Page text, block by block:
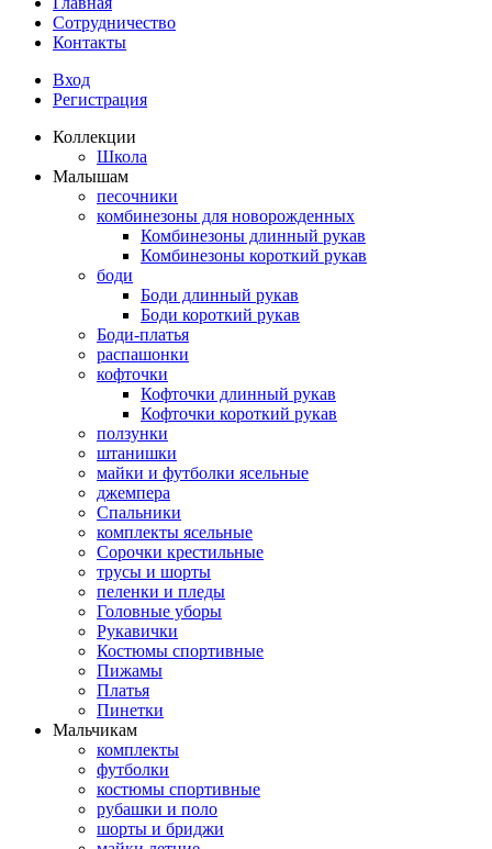
Сотрудничество
Контакты
Вход
Регистрация
Коллекции
Школа
Малышам
песочники
комбинезоны для новорожденных
Комбинезоны длинный рукав
Комбинезоны короткий рукав
боди
Боди длинный рукав
Боди короткий рукав
Боди-платья
распашонки
кофточки
Кофточки длинный рукав
Кофточки короткий рукав
ползунки
штанишки
майки и футболки ясельные
джемпера
Спальники
комплекты ясельные
Сорочки крестильные
трусы и шорты
пеленки и пледы
Головные уборы
Рукавички
Костюмы спортивные
Пижамы
Платья
Пинетки
Мальчикам
комплекты
футболки
костюмы спортивные
рубашки и поло
шорты и бриджи